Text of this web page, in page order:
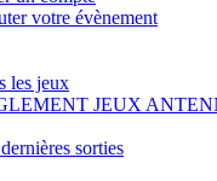
votre évènement
les jeux
JEUX
sorties